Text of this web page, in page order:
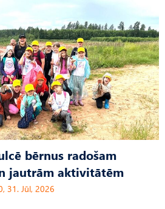
bērnus radošam
jautrām aktivitātēm
31. Jūl, 2026